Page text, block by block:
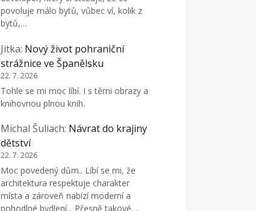
povoluje málo bytů, vůbec ví, kolik z
bytů,…
Jitka: Nový život pohraniční
strážnice ve Španělsku
22. 7. 2026
Tohle se mi moc líbí. I s těmi obrazy a
knihovnou plnou knih.
Michal Šuliach: Návrat do krajiny
dětství
22. 7. 2026
Moc povedený dům.. Líbí se mi, že
architektura respektuje charakter
místa a zároveň nabízí moderní a
pohodlné bydlení... Přesně takové…